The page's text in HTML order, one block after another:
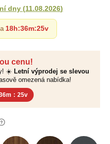
cenu!
☀️ Letní výprodej se slevou
omezená nabídka!
: 24v
dny (11.08.2026)
18h:36m:24v